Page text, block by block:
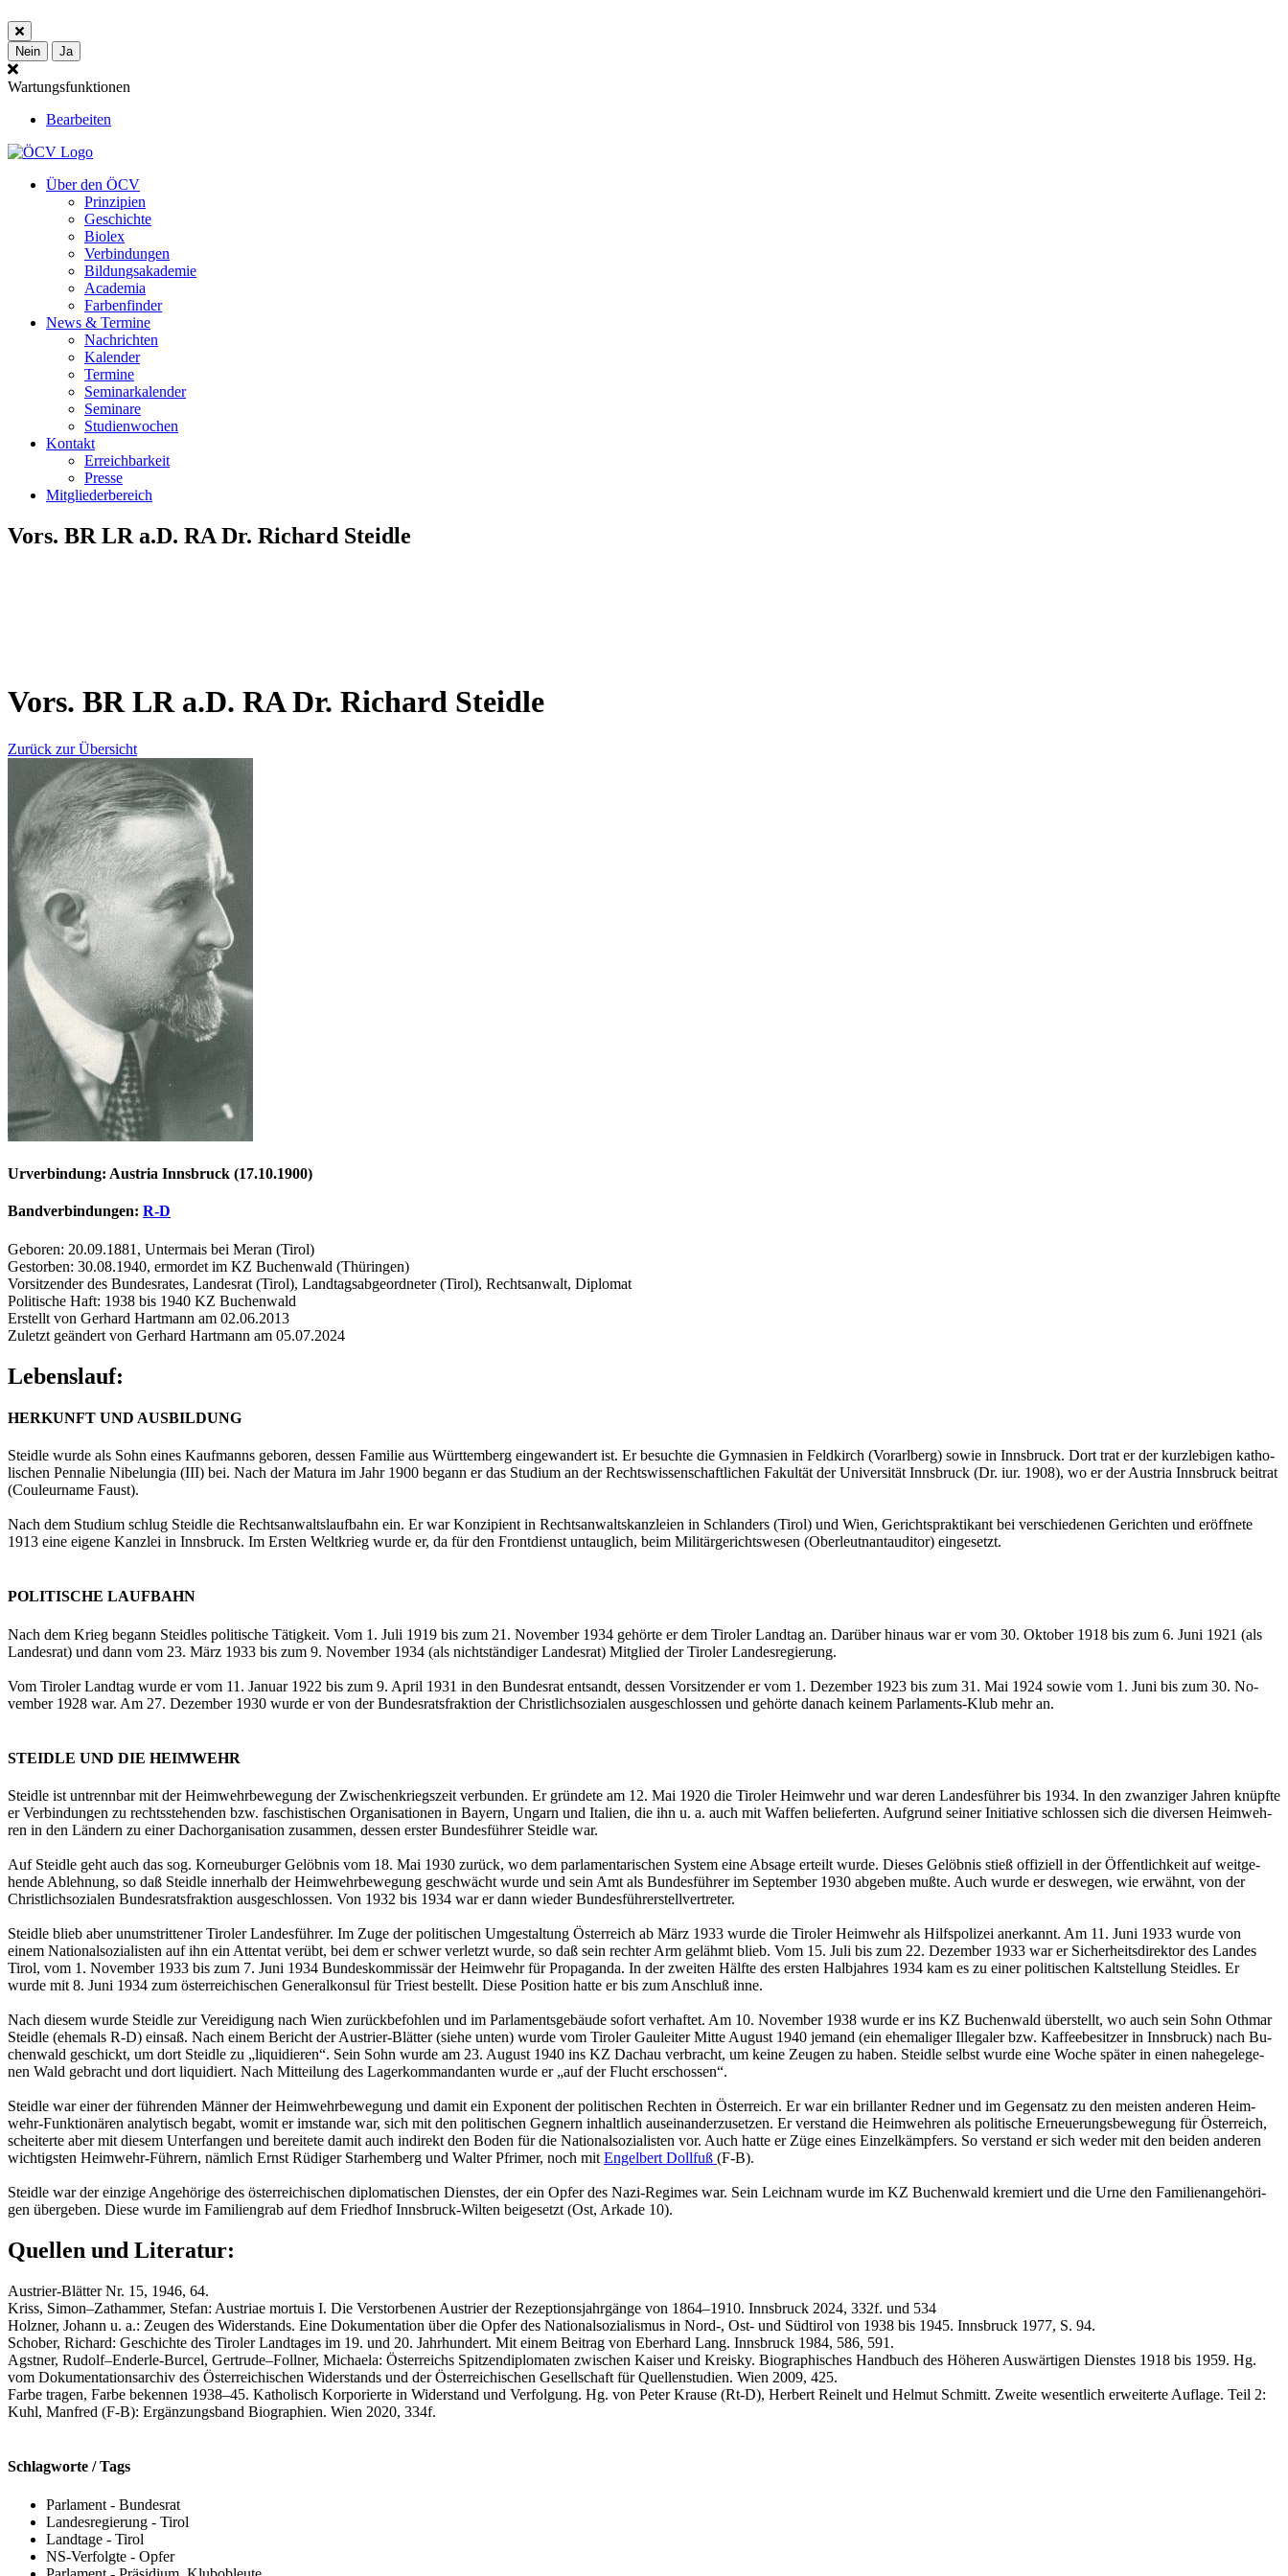
Nein Ja
Wartungsfunktionen
Bearbeiten
Über den ÖCV
Prinzipien
Geschichte
Biolex
Verbindungen
Bildungsakademie
Academia
Farbenfinder
News & Termine
Nachrichten
Kalender
Termine
Seminarkalender
Seminare
Studienwochen
Kontakt
Erreichbarkeit
Presse
Mitgliederbereich
Vors. BR LR a.D. RA Dr. Richard Steidle
Vors. BR LR a.D. RA Dr. Richard Steidle
Zurück zur Übersicht
Urverbindung: Austria Innsbruck (17.10.1900)
Bandverbindungen: R-D
Geboren: 20.09.1881, Untermais bei Meran (Tirol)
Gestorben: 30.08.1940, ermordet im KZ Buchenwald (Thüringen)
Vorsitzender des Bundesrates, Landesrat (Tirol), Landtagsabgeordneter (Tirol), Rechtsanwalt, Diplomat
Politische Haft: 1938 bis 1940 KZ Buchenwald
Erstellt von Gerhard Hartmann am 02.06.2013
Zuletzt geändert von Gerhard Hartmann am 05.07.2024
Lebenslauf:
HERKUNFT UND AUSBILDUNG
Steid­le wurde als Sohn eines Kauf­manns ge­bo­ren, des­sen Fa­mi­lie aus Würt­tem­berg ein­ge­wan­dert ist. Er be­such­te die Gym­na­si­en in Feld­kirch (Vor­arl­berg) sowie in Inns­bruck. Dort trat er der kurz­le­bi­gen ka­tho­
li­schen Pen­na­lie Ni­be­lun­gia (III) bei. Nach der Ma­tu­ra im Jahr 1900 be­gann er das Stu­di­um an der Rechts­wis­sen­schaft­li­chen Fa­kul­tät der Uni­ver­si­tät Inns­bruck (Dr. iur. 1908), wo er der Aus­tria Inns­bruck bei­trat
(Cou­leur­na­me Faust).
Nach dem Stu­di­um schlug Steid­le die Rechts­an­walts­lauf­bahn ein. Er war Kon­zi­pi­ent in Rechts­an­walts­kanz­lei­en in Schlan­ders (Tirol) und Wien, Ge­richts­prak­ti­kant bei ver­schie­de­nen Ge­rich­ten und er­öff­ne­te
1913 eine ei­ge­ne Kanz­lei in Inns­bruck. Im Ers­ten Welt­krieg wurde er, da für den Front­dienst un­taug­lich, beim Mi­li­tär­ge­richts­we­sen (Ober­leutnan­tau­di­tor) ein­ge­setzt.
POLITISCHE LAUFBAHN
Nach dem Krieg be­gann Steid­les po­li­ti­sche Tä­tig­keit. Vom 1. Juli 1919 bis zum 21. No­vem­ber 1934 ge­hör­te er dem Ti­ro­ler Land­tag an. Dar­über hin­aus war er vom 30. Ok­to­ber 1918 bis zum 6. Juni 1921 (als
Lan­des­rat) und dann vom 23. März 1933 bis zum 9. No­vem­ber 1934 (als nicht­stän­di­ger Lan­des­rat) Mit­glied der Ti­ro­ler Lan­des­re­gie­rung.
Vom Ti­ro­ler Land­tag wurde er vom 11. Ja­nu­ar 1922 bis zum 9. April 1931 in den Bun­des­rat ent­sandt, des­sen Vor­sit­zen­der er vom 1. De­zem­ber 1923 bis zum 31. Mai 1924 sowie vom 1. Juni bis zum 30. No­
vem­ber 1928 war. Am 27. De­zem­ber 1930 wurde er von der Bun­des­rats­frak­ti­on der Christ­lich­so­zia­len aus­ge­schlos­sen und ge­hör­te da­nach kei­nem Par­la­ments-Klub mehr an.
STEIDLE UND DIE HEIMWEHR
Steid­le ist un­trenn­bar mit der Heim­wehr­be­we­gung der Zwi­schen­kriegs­zeit ver­bun­den. Er grün­de­te am 12. Mai 1920 die Ti­ro­ler Heim­wehr und war deren Lan­des­füh­rer bis 1934. In den zwan­zi­ger Jah­ren knüpf­te
er Ver­bin­dun­gen zu rechts­ste­hen­den bzw. fa­schis­ti­schen Or­ga­ni­sa­tio­nen in Bay­ern, Un­garn und Ita­li­en, die ihn u. a. auch mit Waf­fen be­lie­fer­ten. Auf­grund sei­ner In­itia­ti­ve schlos­sen sich die di­ver­sen Heim­weh­
ren in den Län­dern zu einer Dach­or­ga­ni­sa­ti­on zu­sam­men, des­sen ers­ter Bun­des­füh­rer Steid­le war.
Auf Steid­le geht auch das sog. Kor­neu­bur­ger Ge­löb­nis vom 18. Mai 1930 zu­rück, wo dem par­la­men­ta­ri­schen Sys­tem eine Ab­sa­ge er­teilt wurde. Die­ses Ge­löb­nis stieß of­fi­zi­ell in der Öf­fent­lich­keit auf weit­ge­
hen­de Ab­leh­nung, so daß Steid­le in­ner­halb der Heim­wehr­be­we­gung ge­schwächt wurde und sein Amt als Bun­des­füh­rer im Sep­tem­ber 1930 ab­ge­ben mußte. Auch wurde er des­we­gen, wie er­wähnt, von der
Christ­lich­so­zia­len Bun­des­rats­frak­ti­on aus­ge­schlos­sen. Von 1932 bis 1934 war er dann wie­der Bun­des­füh­rer­stell­ver­tre­ter.
Steid­le blieb aber un­um­strit­te­ner Ti­ro­ler Lan­des­füh­rer. Im Zuge der po­li­ti­schen Um­ge­stal­tung Ös­ter­reich ab März 1933 wurde die Ti­ro­ler Heim­wehr als Hilfs­po­li­zei an­er­kannt. Am 11. Juni 1933 wurde von
einem Na­tio­nal­so­zia­lis­ten auf ihn ein At­ten­tat ver­übt, bei dem er schwer ver­letzt wurde, so daß sein rech­ter Arm ge­lähmt blieb. Vom 15. Juli bis zum 22. De­zem­ber 1933 war er Si­cher­heits­di­rek­tor des Lan­des
Tirol, vom 1. No­vem­ber 1933 bis zum 7. Juni 1934 Bun­des­kom­mis­sär der Heim­wehr für Pro­pa­gan­da. In der zwei­ten Hälf­te des ers­ten Halb­jah­res 1934 kam es zu einer po­li­ti­schen Kalt­stel­lung Steid­les. Er
wurde mit 8. Juni 1934 zum ös­ter­rei­chi­schen Ge­ne­ral­kon­sul für Tri­est be­stellt. Diese Po­si­ti­on hatte er bis zum An­schluß inne.
Nach die­sem wurde Steid­le zur Ver­ei­di­gung nach Wien zu­rück­be­foh­len und im Par­la­ments­ge­bäu­de so­fort ver­haf­tet. Am 10. No­vem­ber 1938 wurde er ins KZ Bu­chen­wald über­stellt, wo auch sein Sohn Oth­mar
Steid­le (ehe­mals R-D) ein­saß. Nach einem Be­richt der Aus­trier-Blät­ter (siehe unten) wurde vom Ti­ro­ler Gau­lei­ter Mitte Au­gust 1940 je­mand (ein ehe­ma­li­ger Il­le­ga­ler bzw. Kaf­fee­be­sit­zer in Inns­bruck) nach Bu­
chen­wald ge­schickt, um dort Steid­le zu „li­qui­die­ren“. Sein Sohn wurde am 23. Au­gust 1940 ins KZ Dach­au ver­bracht, um keine Zeu­gen zu haben. Steid­le selbst wurde eine Woche spä­ter in einen na­he­ge­le­ge­
nen Wald ge­bracht und dort li­qui­diert. Nach Mit­tei­lung des La­ger­kom­man­dan­ten wurde er „auf der Flucht er­schos­sen“.
Steid­le war einer der füh­ren­den Män­ner der Heim­wehr­be­we­gung und damit ein Ex­po­nent der po­li­ti­schen Rech­ten in Ös­ter­reich. Er war ein bril­lan­ter Red­ner und im Ge­gen­satz zu den meis­ten an­de­ren Heim­
wehr-Funk­tio­nä­ren ana­ly­tisch be­gabt, womit er im­stan­de war, sich mit den po­li­ti­schen Geg­nern in­halt­lich aus­ein­an­der­zu­set­zen. Er ver­stand die Heim­weh­ren als po­li­ti­sche Er­neue­rungs­be­we­gung für Ös­ter­reich,
schei­ter­te aber mit die­sem Un­ter­fan­gen und be­rei­te­te damit auch in­di­rekt den Boden für die Na­tio­nal­so­zia­lis­ten vor. Auch hatte er Züge eines Ein­zel­kämp­fers. So ver­stand er sich weder mit den bei­den an­de­ren
wich­tigs­ten Heim­wehr-Füh­rern, näm­lich Ernst Rü­di­ger Starh­em­berg und Wal­ter Pfri­mer, noch mit En­gel­bert Doll­fuß (F-B).
Steid­le war der ein­zi­ge An­ge­hö­ri­ge des ös­ter­rei­chi­schen di­plo­ma­ti­schen Diens­tes, der ein Opfer des Nazi-Re­gimes war. Sein Leich­nam wurde im KZ Bu­chen­wald kre­miert und die Urne den Fa­mi­li­en­an­ge­hö­ri­
gen über­ge­ben. Diese wurde im Fa­mi­li­en­grab auf dem Fried­hof Inns­bruck-Wil­ten bei­ge­setzt (Ost, Ar­ka­de 10).
Quellen und Literatur:
Austrier-Blätter Nr. 15, 1946, 64.
Kriss, Simon–Zathammer, Stefan: Austriae mortuis I. Die Verstorbenen Austrier der Rezeptionsjahrgänge von 1864–1910. Innsbruck 2024, 332f. und 534
Holzner, Johann u. a.: Zeugen des Widerstands. Eine Dokumentation über die Opfer des Nationalsozialismus in Nord-, Ost- und Südtirol von 1938 bis 1945. Innsbruck 1977, S. 94.
Schober, Richard: Geschichte des Tiroler Landtages im 19. und 20. Jahrhundert. Mit einem Beitrag von Eberhard Lang. Innsbruck 1984, 586, 591.
Agstner, Rudolf–Enderle-Burcel, Gertrude–Follner, Michaela: Österreichs Spitzendiplomaten zwischen Kaiser und Kreisky. Biographisches Handbuch des Höheren Auswärtigen Dienstes 1918 bis 1959. Hg.
vom Dokumentationsarchiv des Österreichischen Widerstands und der Österreichischen Gesellschaft für Quellenstudien. Wien 2009, 425.
Farbe tragen, Farbe bekennen 1938–45. Katholisch Korporierte in Widerstand und Verfolgung. Hg. von Peter Krause (Rt-D), Herbert Reinelt und Helmut Schmitt. Zweite wesentlich erweiterte Auflage. Teil 2:
Kuhl, Manfred (F-B): Ergänzungsband Biographien. Wien 2020, 334f.
Schlagworte / Tags
Parlament - Bundesrat
Landesregierung - Tirol
Landtage - Tirol
NS-Verfolgte - Opfer